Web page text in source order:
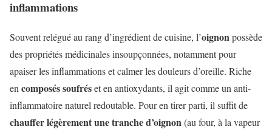
inflammations
Souvent relégué au rang d’ingrédient de cuisine, l’oignonpossède
des propriétés médicinales insoupçonnées, notamment pour
apaiser les inflammations et calmer les douleurs d’oreille. Riche
en composés soufréset en antioxydants, il agit comme un anti-
inflammatoire naturel redoutable. Pour en tirer parti, il suffit de
chauffer légèrement une tranche d’oignon(au four, à la vapeur